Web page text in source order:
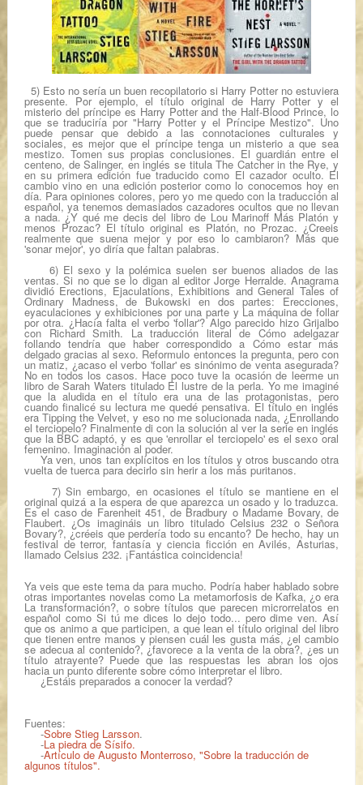
5) Esto no sería un buen recopilatorio si Harry Potter no estuviera
presente. Por ejemplo, el título original de Harry Potter y el
misterio del príncipees Harry Potter and the Half-Blood Prince, lo
que se traduciría por "Harry Potter y el Príncipe Mestizo". Uno
puede pensar que debido a las connotaciones culturales y
sociales, es mejor que el príncipe tenga un misterio a que sea
mestizo. Tomen sus propias conclusiones. El guardián entre el
centeno, de Salinger, en inglés se titulaThe Catcher in the Rye, y
en su primera edición fue traducido como El cazador oculto. El
cambio vino en una edición posterior como lo conocemos hoy en
día. Para opiniones colores, pero yo me quedo con la traducción al
español, ya tenemos demasiados cazadores ocultos que no llevan
a nada. ¿Y qué me decis del libro de Lou Marinoff Más Platón y
menos Prozac? El título original es Platón, no Prozac. ¿Creeis
realmente que suena mejor y por eso lo cambiaron? Más que
'sonar mejor', yo diría que faltan palabras.
6)El sexo y la polémica suelen ser buenos aliados de las
ventas.Si no que se lo digan al editor Jorge Herralde. Anagrama
dividió Erections, Ejaculations, Exhibitions and General Tales of
Ordinary Madness, de Bukowski en dos partes: Erecciones,
eyaculaciones y exhibiciones por una parte y La máquina de follar
por otra. ¿Hacía falta el verbo 'follar'? Algo parecido hizo Grijalbo
con Richard Smith. La traducción literal de Cómo adelgazar
follando tendría que haber correspondido a Cómo estar más
delgado gracias al sexo. Reformulo entonces la pregunta, pero con
un matiz, ¿acaso el verbo 'follar' es sinónimo de venta asegurada?
No en todos los casos. Hace poco tuve la ocasión de leerme un
libro de Sarah Waters titulado El lustre de la perla. Yo me imaginé
que la aludida en el título era una de las protagonistas, pero
cuando finalicé su lectura me quedé pensativa. El título en inglés
eraTipping the Velvet,y eso no me solucionada nada, ¿Enrollando
el terciopelo? Finalmente di con la solución al ver la serie en inglés
que la BBC adaptó, y es que 'enrollar el terciopelo' es el sexo oral
femenino. Imaginación al poder.
Ya ven, unos tan explícitos en los títulos y otros buscando otra
vuelta de tuerca para decirlo sin herir a los más puritanos.
7)Sin embargo, en ocasiones el título se mantiene en el
original quizá a la espera de que aparezca un osado y lo traduzca.
Es el caso de Farenheit 451, de Bradbury o Madame Bovary, de
Flaubert. ¿Os imagináis un libro titulado Celsius 232 oSeñora
Bovary?, ¿créeis que perdería todo su encanto? De hecho, hay un
festival de terror, fantasía y ciencia ficción en Avilés, Asturias,
llamado Celsius 232. ¡Fantástica coincidencia!
Ya veis que este tema da para mucho. Podría haber hablado sobre
otras importantes novelas como La metamorfosis de Kafka, ¿o era
La transformación?, o sobre títulos que parecen microrrelatos en
español como Si tú me dices lo dejo todo... pero dime ven. Así
que os animo a que participen, a que lean el título original del libro
que tienen entre manos y piensen cuál les gusta más, ¿el cambio
se adecua al contenido?, ¿favorece a la venta de la obra?, ¿es un
título atrayente? Puede que las respuestas les abran los ojos
hacia un punto diferente sobre cómo interpretar el libro.
¿Estáis preparados a conocer la verdad?
Fuentes:
-Sobre Stieg Larsson.
-La piedra de Sísifo.
-Artículo de Augusto Monterroso, "Sobre la traducción de
algunos títulos".